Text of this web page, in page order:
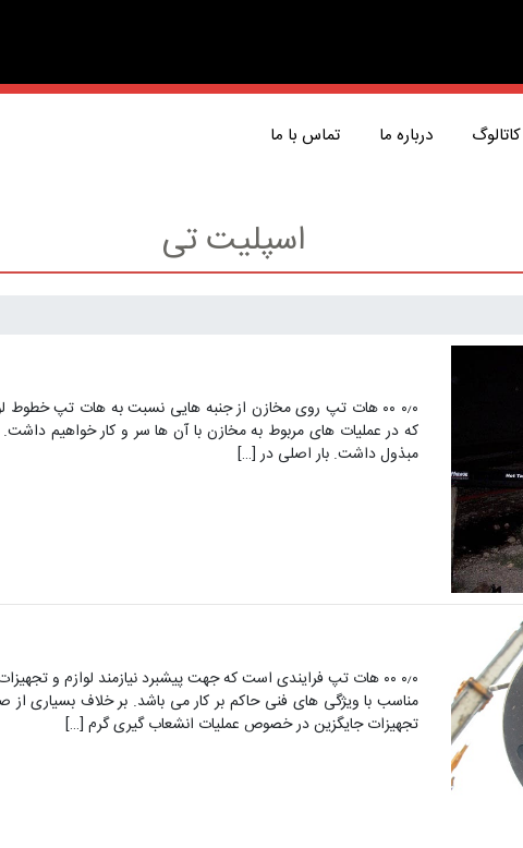
کاتالوگ درباره ما تماس با ما
اسپلیت تی
۰٫۰ ۰۰ هات تپ روی مخازن از جنبه هایی نسبت به هات تپ
که در عملیات های مربوط به مخازن با آن ها سر و کار خواهیم
مبذول داشت. بار اصلی در […]
۰٫۰ ۰۰ هات تپ فرایندی است که جهت پیشبرد نیازمند لوازم و
مناسب با ویژگی های فنی حاکم بر کار می باشد. بر خلاف بسیاری از
تجهیزات جایگزین در خصوص عملیات انشعاب گیری گرم […]